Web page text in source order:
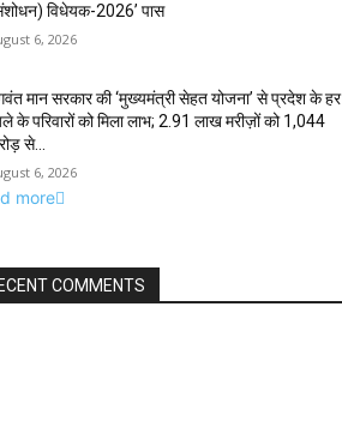
विधेयक-2026’ पास
6, 2026
मान सरकार की ‘मुख्यमंत्री सेहत योजना’ से प्रदेश के हर
के परिवारों को मिला लाभ; 2.91 लाख मरीज़ों को ₹1,044
से...
6, 2026
more
COMMENTS